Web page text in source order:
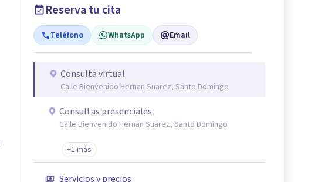
Reserva tu cita
Teléfono WhatsApp Email
Consulta virtual
Calle Bienvenido Hernan Suarez, Santo Domingo
Consultas presenciales
Calle Bienvenido Hernán Suárez, Santo Domingo
+1 más
Servicios y precios